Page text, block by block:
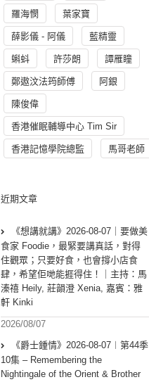
羅海憫 葉家寶
薛影儀 - 阿儀 藍精靈
蝌蚪 許莎朗 譚雁瞳
鄭遨汶法筠師傅 阿銀
陳俊偉
香港催眠輔導中心 Tim Sir
香港記憶學院總監 馬哥老師
近期文章
《想講就講》2026-08-07｜要做美
食家 Foodie，最緊要講真話，對得
住觀眾；只要好食，也會撐小店食
肆，希望佢哋能捱得住！｜主持：馬
溱禧 Heily, 莊韻澄 Xenia, 嘉賓：雅
軒 Kinki
2026/08/07
《爵士鍾情》2026-08-07︱第44季
10集 – Remembering the
Nightingale of the Orient & Brother